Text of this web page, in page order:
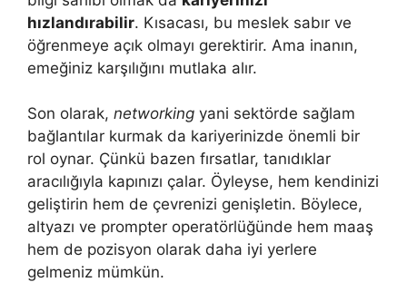
hızlandırabilir. Kısacası, bu meslek sabır ve
öğrenmeye açık olmayı gerektirir. Ama inanın,
emeğiniz karşılığını mutlaka alır.
Son olarak, networking yani sektörde sağlam
bağlantılar kurmak da kariyerinizde önemli bir
rol oynar. Çünkü bazen fırsatlar, tanıdıklar
aracılığıyla kapınızı çalar. Öyleyse, hem kendinizi
geliştirin hem de çevrenizi genişletin. Böylece,
altyazı ve prompter operatörlüğünde hem maaş
hem de pozisyon olarak daha iyi yerlere
gelmeniz mümkün.